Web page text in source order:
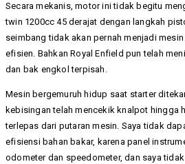
Secara mekanis, motor ini tidak begitu
twin 1200cc 45 derajat dengan langkah
seimbang tidak akan pernah menjadi
efisien. Bahkan Royal Enfield pun telah
dan bak engkol terpisah.
Mesin bergemuruh hidup saat starter
kebisingan telah mencekik knalpot hingga
terlepas dari putaran mesin. Saya tidak
efisiensi bahan bakar, karena panel
odometer dan speedometer, dan saya